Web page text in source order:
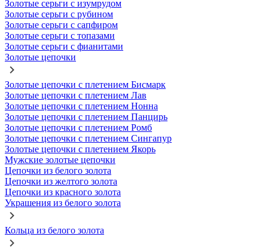
Золотые серьги с изумрудом
Золотые серьги с рубином
Золотые серьги с сапфиром
Золотые серьги с топазами
Золотые серьги с фианитами
Золотые цепочки
Золотые цепочки с плетением Бисмарк
Золотые цепочки с плетением Лав
Золотые цепочки с плетением Нонна
Золотые цепочки с плетением Панцирь
Золотые цепочки с плетением Ромб
Золотые цепочки с плетением Сингапур
Золотые цепочки с плетением Якорь
Мужские золотые цепочки
Цепочки из белого золота
Цепочки из желтого золота
Цепочки из красного золота
Украшения из белого золота
Кольца из белого золота